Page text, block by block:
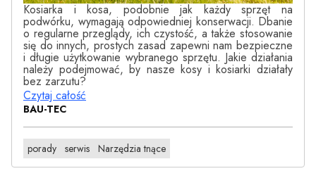
Kosiarka i kosa, podobnie jak każdy sprzęt na
podwórku, wymagają odpowiedniej konserwacji. Dbanie
o regularne przeglądy, ich czystość, a także stosowanie
się do innych, prostych zasad zapewni nam bezpieczne
i długie użytkowanie wybranego sprzętu. Jakie działania
należy podejmować, by nasze kosy i kosiarki działały
bez zarzutu?
Czytaj całość
BAU-TEC
porady serwis Narzędzia tnące